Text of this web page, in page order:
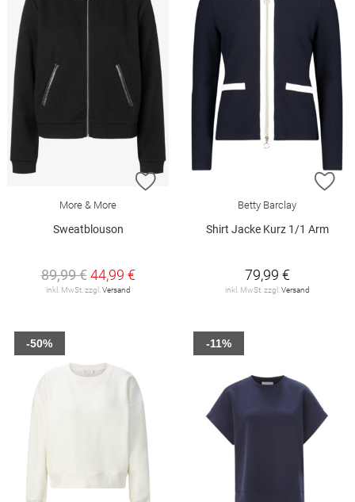
ZUR WUNSCHLISTE HINZUFÜGEN
More & More
Sweatblouson
89,99 € 44,99 €
inkl. MwSt. zzgl. Versand
Betty Barclay
Shirt Jacke Kurz 1/1 Arm
79,99 €
inkl. MwSt. zzgl. Versand
-50% -11%